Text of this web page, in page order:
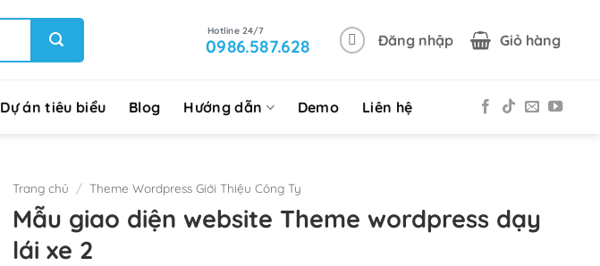
0986.587.628 Đăng nhập Giỏ hàng
Dự án tiêu biểu Blog Hướng dẫn Demo Liên hệ
Trang chủ / Theme Wordpress Giới Thiệu Công Ty
Mẫu giao diện website Theme wordpress dạy
lái xe 2